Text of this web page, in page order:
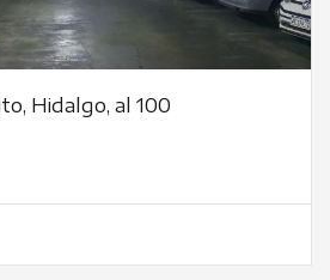
Hidalgo, al 100